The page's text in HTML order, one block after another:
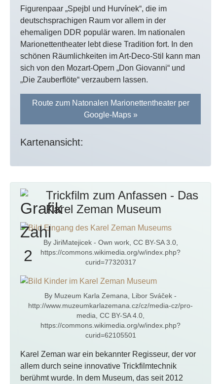
Figurenpaar „Spejbl und Hurvínek“, die im
deutschsprachigen Raum vor allem in der
ehemaligen DDR populär waren. Im nationalen
Marionettentheater lebt diese Tradition fort. In den
schönen Räumlichkeiten im Art-Deco-Stil kann man
sich von den Mozart-Opern „Don Giovanni“ und
„Die Zauberflöte“ verzaubern lassen.
Route zum Natonalen Marionettentheater per
Google-Maps »
Kartenansicht:
Trickfilm zum Anfassen - Das
Karel Zeman Museum
By JiriMatejicek - Own work, CC BY-SA 3.0,
https://commons.wikimedia.org/w/index.php?
curid=77320317
By Muzeum Karla Zemana, Libor Sváček -
http://www.muzeumkarlazemana.cz/cz/media-cz/pro-
media, CC BY-SA 4.0,
https://commons.wikimedia.org/w/index.php?
curid=62105501
Karel Zeman war ein bekannter Regisseur, der vor
allem durch seine innovative Trickfilmtechnik
berühmt wurde. In dem Museum, das seit 2012